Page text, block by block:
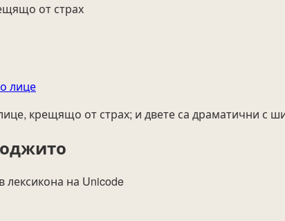
от страх
лице
крещящо от страх; и двете са драматични с
лексикона на Unicode